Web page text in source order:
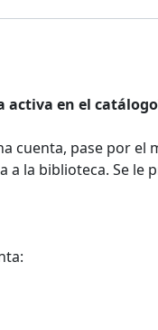
activa en el
cuenta, pase por el
a la biblioteca. Se le